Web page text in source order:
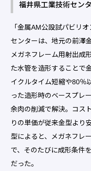
福井県工業技術セン
「金属AM公設試パビリ
センターは、地元の前澤
メガネフレーム用射出成
た水管を造形することで
イクルタイム短縮や80％
った造形時のベースプレ
余肉の削減で解決。コス
りの単価が従来金型より
型によると、メガネフレ
で、そのたびに成形条件
だった。